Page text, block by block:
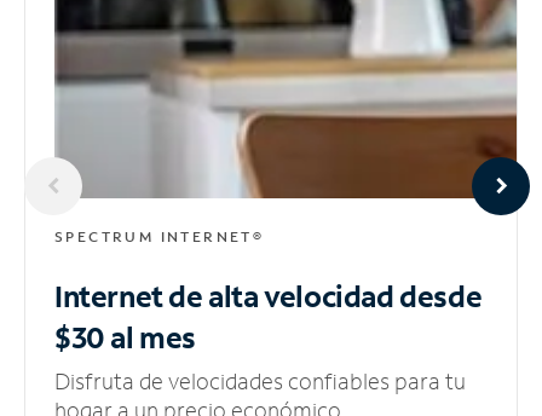
SPECTRUM INTERNET®
Internet de alta velocidaddesde
$30 al mes
Disfruta de velocidades confiables para tu
hogar a un precio económico.